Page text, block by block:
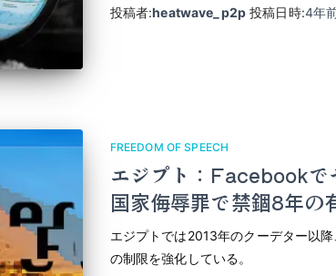
投稿者:heatwave_p2p 投稿日時:4年
FREEDOM OF SPEECH
エジプト：Facebookで
国家侮辱罪で禁錮8年の
エジプトでは2013年のクーデター以
の制限を強化している。